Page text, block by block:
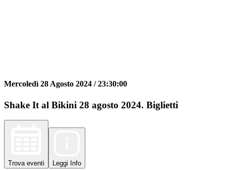
Mercoledì 28 Agosto 2024 /23:30:00
Shake It al Bikini 28 agosto 2024. Biglietti
Trova eventi Leggi Info